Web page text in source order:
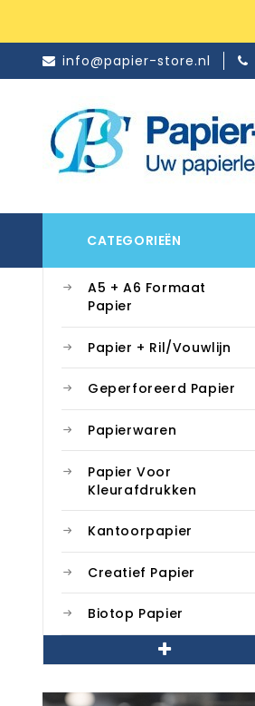
info@papier-store.nl
CATEGORIEËN
A5 + A6 Formaat
Papier
Papier + Ril/Vouwlijn
Geperforeerd Papier
Papierwaren
Papier Voor
Kleurafdrukken
Kantoorpapier
Creatief Papier
Biotop Papier